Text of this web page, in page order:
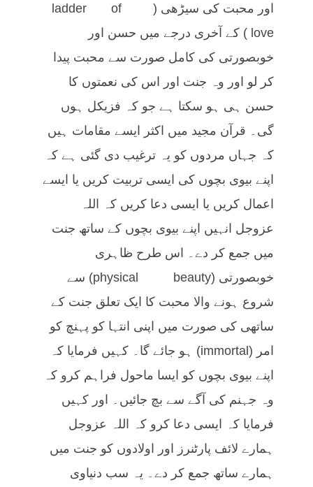
اور محبت کی سیڑھی (ladder of
love) کے آخری درجے میں حسن اور
خوبصورتی کی کامل صورت سے محبت پیدا
کر لو اور وہ جنت اور اس کی نعمتوں کا
حسن ہی ہو سکتا ہے جو کہ فزیکل ہوں
گی۔ قرآن مجید میں اکثر ایسے مقامات ہیں
کہ جہاں مردوں کو یہ ترغیب دی گئی ہے کہ
اپنے بیوی بچوں کی ایسی تربیت کریں یا ایسے
اعمال کریں یا ایسی دعا کریں کہ اللہ
عزوجل انہیں اپنے بیوی بچوں کے ساتھ جنت
میں جمع کر دے۔ اس طرح ظاہری
خوبصورتی (physical beauty) سے
شروع ہونے والا محبت کا ایک تعلق جنت کے
ساتھی کی صورت میں اپنی انتہا کو پہنچ کو
امر (immortal) ہو جائے گا۔ کہیں فرمایا کہ
اپنے بیوی بچوں کو ایسا ماحول فراہم کرو کہ
وہ جہنم کی آگے سے بچ جائیں۔ اور کہیں
فرمایا کہ ایسی دعا کرو کہ اللہ عزوجل
ہمارے لائف پارٹنرز اور اولادوں کو جنت میں
ہمارے ساتھ جمع کر دے۔ یہ سب دنیاوی